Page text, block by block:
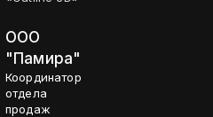
ООО
"Памира"
Координатор
отдела
продаж